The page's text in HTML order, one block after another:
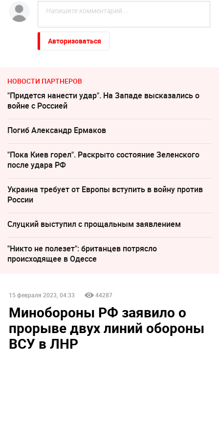
Авторизоваться
НОВОСТИ ПАРТНЕРОВ
"Придется нанести удар". На Западе высказались о
войне с Россией
Погиб Александр Ермаков
"Пока Киев горел". Раскрыто состояние Зеленского
после удара РФ
Украина требует от Европы вступить в войну против
России
Слуцкий выступил с прощальным заявлением
"Никто не полезет": британцев потрясло
происходящее в Одессе
15 февраля 2023, 04:33 44287
Минобороны РФ заявило о
прорыве двух линий обороны
ВСУ в ЛНР